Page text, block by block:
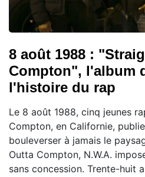
8 août 1988 :
Compton", l'album
l'histoire du rap
Le 8 août 1988, cinq jeunes
Compton, en Californie,
bouleverser à jamais le
Outta Compton, N.W.A.
sans concession. Trente-huit